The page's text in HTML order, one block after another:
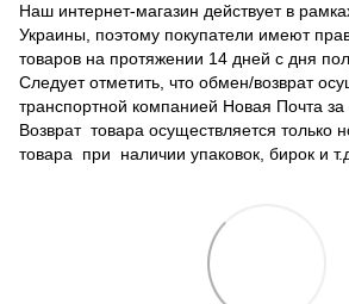
Наш интернет-магазин действует в
Украины, поэтому покупатели имеют
товаров на протяжении 14 дней с дня
Следует отметить, что обмен/возврат
транспортной компанией Новая Почта за
Возврат товара осуществляется только
товара при наличии упаковок, бирок и